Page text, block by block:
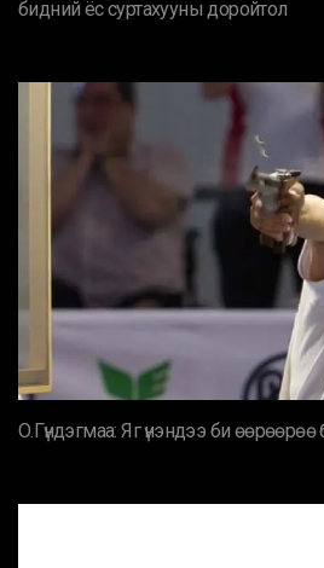
бидний ёс суртахууны доройтол
О.Гүндэгмаа: Яг үнэндээ би өөрөөрөө